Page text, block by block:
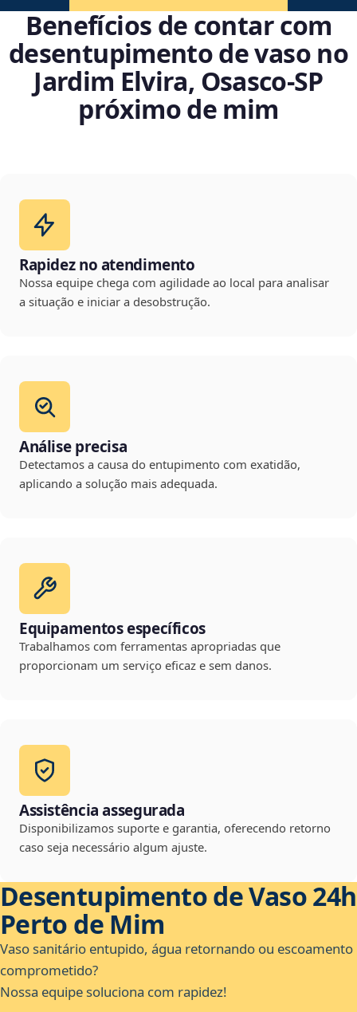
Benefícios de contar com
desentupimento de vaso no
Jardim Elvira, Osasco‑SP
próximo de mim
Rapidez no atendimento
Nossa equipe chega com agilidade ao local para analisar
a situação e iniciar a desobstrução.
Análise precisa
Detectamos a causa do entupimento com exatidão,
aplicando a solução mais adequada.
Equipamentos específicos
Trabalhamos com ferramentas apropriadas que
proporcionam um serviço eficaz e sem danos.
Assistência assegurada
Disponibilizamos suporte e garantia, oferecendo retorno
caso seja necessário algum ajuste.
Desentupimento de Vaso 24h
Perto de Mim
Vaso sanitário entupido, água retornando ou escoamento
comprometido?
Nossa equipe soluciona com rapidez!